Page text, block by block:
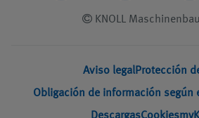
KNOLL
Aviso legalProtección
Obligación de información según